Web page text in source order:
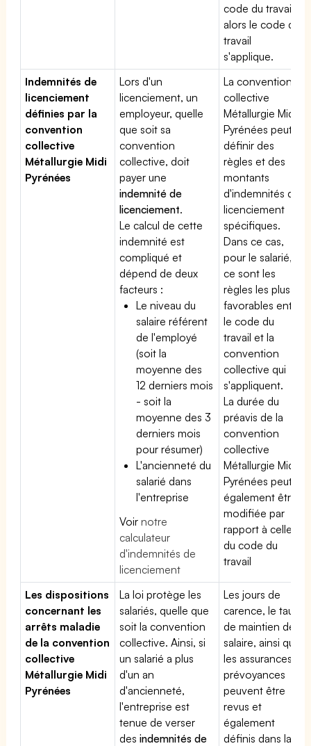
code du travail,
alors le code du
travail
s'applique.
Indemnités de
licenciement
définies par la
convention
collective
Métallurgie Midi
Pyrénées
Lors d'un
licenciement, un
employeur, quelle
que soit sa
convention
collective, doit
payer une
indemnité de
licenciement.
Le calcul de cette
indemnité est
compliqué et
dépend de deux
facteurs :
Le niveau du
salaire référent
de l'employé
(soit la
moyenne des
12 derniers mois
- soit la
moyenne des 3
derniers mois
pour résumer)
L'ancienneté du
salarié dans
l'entreprise
Voirnotre
calculateur
d'indemnités de
licenciement
La convention
collective
Métallurgie Midi
Pyrénées peut
définir des
règles et des
montants
d'indemnités de
licenciement
spécifiques.
Dans ce cas,
pour le salarié,
ce sont les
règles les plus
favorables entre
le code du
travail et la
convention
collective qui
s'appliquent.
La durée du
préavis de la
convention
collective
Métallurgie Midi
Pyrénées peut
également être
modifiée par
rapport à celle
du code du
travail
Les dispositions
concernant les
arrêts maladie
de la convention
collective
Métallurgie Midi
Pyrénées
La loi protège les
salariés, quelle que
soit la convention
collective. Ainsi, si
un salarié a plus
d'un an
d'ancienneté,
l'entreprise est
tenue de verser
desindemnités de
Les jours de
carence, le taux
de maintien de
salaire, ainsi que
les assurances
prévoyances
peuvent être
revus et
également
définis dans la